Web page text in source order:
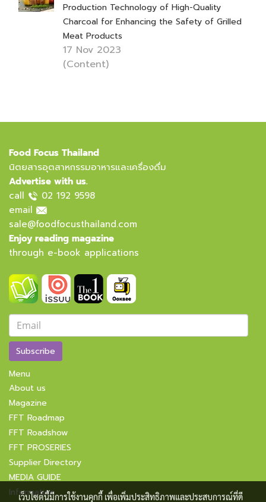
Production Technology of High-Quality
Charcoal for Enhancing the Safety of Grilled
Meat Products
17 Nov 2023
(Content)
Food Focus Thailand
นิตยสารอุตสาหกรรมอาหารและเครื่องดื่ม
Advertise with us.
call
02 192 9598
email
sale@foodfocusthailand.com
Enjoy reading magazine
through e-book applications
Subscribe
Menu
About us
Magazine
FFT Roadmap
FFT Roadshow
FFT PROSERIES
Supplier Directory
MEDIA GUIDE
Information
เว็บไซต์นี้มีการใช้งานคุกกี้ เพื่อเพิ่มประสิทธิภาพและประสบการณ์ที่ดี